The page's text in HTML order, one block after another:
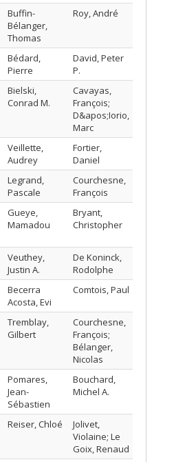
Buffin-
Bélanger,
Thomas
Roy, André
Bédard,
Pierre
David, Peter
P.
Bielski,
Conrad M.
Cavayas,
François;
D&apos;Iorio,
Marc
Veillette,
Audrey
Fortier,
Daniel
Legrand,
Pascale
Courchesne,
François
Gueye,
Mamadou
Bryant,
Christopher
Veuthey,
Justin A.
De Koninck,
Rodolphe
Becerra
Acosta, Evi
Comtois, Paul
Tremblay,
Gilbert
Courchesne,
François;
Bélanger,
Nicolas
Pomares,
Jean-
Sébastien
Bouchard,
Michel A.
Reiser, Chloé
Jolivet,
Violaine; Le
Goix, Renaud